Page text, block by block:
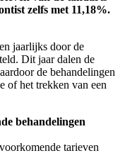
zelfs met 11,18%.
jaarlijks door de
Dit jaar dalen de
de behandelingen
of het trekken van een
behandelingen
tarieven